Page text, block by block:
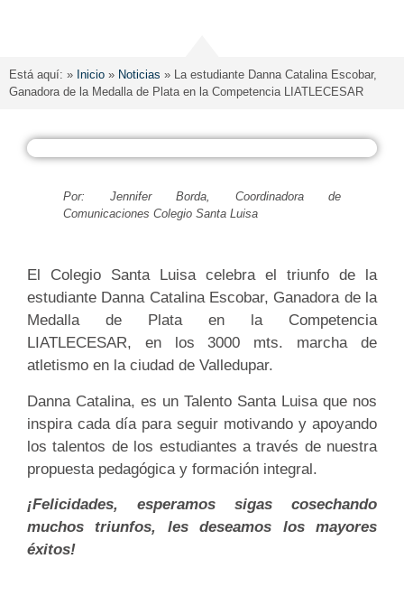
Está aquí: » Inicio » Noticias » La estudiante Danna Catalina Escobar,
Ganadora de la Medalla de Plata en la Competencia LIATLECESAR
Por: Jennifer Borda, Coordinadora de
Comunicaciones Colegio Santa Luisa
El Colegio Santa Luisa celebra el triunfo de la
estudiante Danna Catalina Escobar, Ganadora de la
Medalla de Plata en la Competencia
LIATLECESAR, en los 3000 mts. marcha de
atletismo en la ciudad de Valledupar.
Danna Catalina, es un Talento Santa Luisa que nos
inspira cada día para seguir motivando y apoyando
los talentos de los estudiantes a través de nuestra
propuesta pedagógica y formación integral.
¡Felicidades, esperamos sigas cosechando
muchos triunfos, les deseamos los mayores
éxitos!